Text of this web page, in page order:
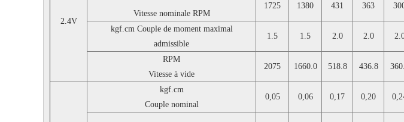
2.4V
Vitesse nominale RPM
1725 1380 431 363
kgf.cm Couple de moment maximal
admissible
1.5 1.5 2.0 2.0
RPM
Vitesse à vide
2075 1660.0 518.8 436.8
kgf.cm
Couple nominal
0,05 0,06 0,17 0,20